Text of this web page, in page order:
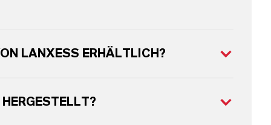
LANXESS ERHÄLTLICH?